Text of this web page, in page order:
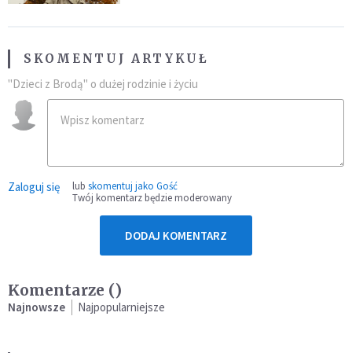
SKOMENTUJ ARTYKUŁ
"Dzieci z Brodą" o dużej rodzinie i życiu
Zaloguj się lub skomentuj jako Gość
Twój komentarz będzie moderowany
DODAJ KOMENTARZ
Komentarze ()
Najnowsze Najpopularniejsze